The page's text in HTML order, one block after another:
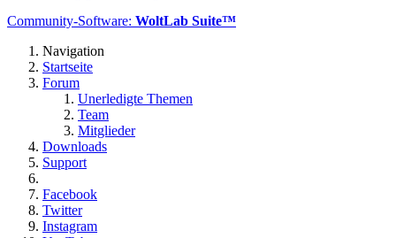
Community-Software: WoltLab Suite™
Navigation
Startseite
Forum
Unerledigte Themen
Team
Mitglieder
Downloads
Support
Facebook
Twitter
Instagram